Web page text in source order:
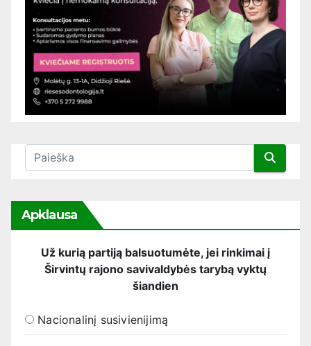
Apklausa
Už kurią partiją balsuotumėte, jei rinkimai į
Širvintų rajono savivaldybės tarybą vyktų
šiandien
Nacionalinį susivienijimą